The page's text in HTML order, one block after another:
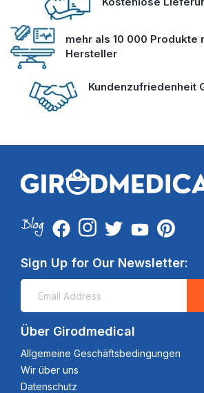
mehr als 10 000 Produkte
Hersteller
Kundenzufriedenheit
Sign Up for Our Newsletter:
Über Girodmedical
Allgemeine Geschäftsbedingungen
Wir über uns
Datenschutz